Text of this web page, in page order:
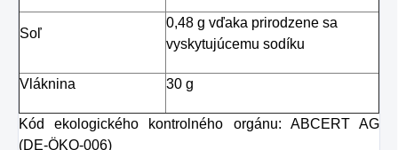
Soľ
0,48 g vďaka prirodzene sa
vyskytujúcemu sodíku
Vláknina 30 g
Kód ekologického kontrolného orgánu: ABCERT AG
(DE-ÖKO-006)